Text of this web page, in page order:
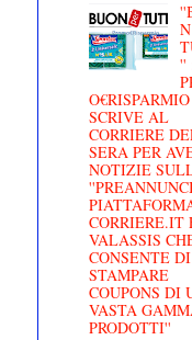
''
O€RISPARMIO
SCRIVE AL
CORRIERE
SERA PER
NOTIZIE
CORRIERE.IT
VALASSIS
CONSENTE DI
STAMPARE
COUPONS DI
VASTA
PRODOTTI''